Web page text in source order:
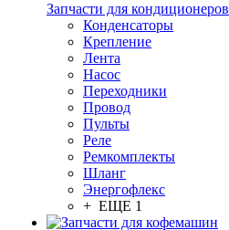
Запчасти для кондиционеров
Конденсаторы
Крепление
Лента
Насос
Переходники
Провод
Пульты
Реле
Ремкомплекты
Шланг
Энергофлекс
+ ЕЩЕ 1